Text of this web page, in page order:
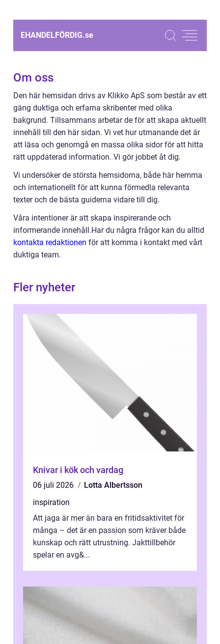
EHANDELFÖRDIG.se
Om oss
Den här hemsidan drivs av Klikko ApS som består av ett
gäng duktiga och erfarna skribenter med olika
bakgrund. Tillsammans arbetar de för att skapa aktuellt
innehåll till den här sidan. Vi vet hur utmanande det är
att läsa och genomgå en massa olika sidor för att hitta
rätt uppdaterad information. Vi gör jobbet åt dig.
Vi undersöker de största hemsidorna, både här hemma
och internationellt för att kunna förmedla relevanta
texter och de bästa guiderna vidare till dig.
Våra intentioner är att skapa inspirerande och
informerande innehåll.Har du några frågor kan du alltid
kontakta redaktionen för att komma i kontakt med vårt
duktiga team.
Fler nyheter
Knivar i kök och vardag
06 juli 2026
Lotta Albertsson
inspiration
Att jaga är mer än bara en fritidsaktivitet för
många – det är en passion som kräver både
kunskap och rätt utrustning. Jakttillbehör
spelar en avg&...